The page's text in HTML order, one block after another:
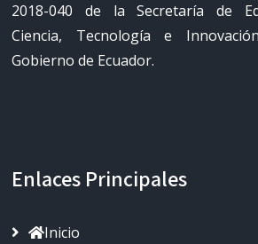
2018-040 de la Secretaría de
Ciencia, Tecnología e
Gobierno de Ecuador.
Enlaces Principales
Inicio